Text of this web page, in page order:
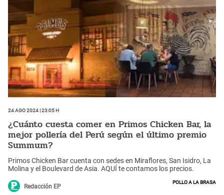
24 Ago 2024 | 23:05 h
¿Cuánto cuesta comer en Primos Chicken Bar, la
mejor pollería del Perú según el último premio
Summum?
Primos Chicken Bar cuenta con sedes en Miraflores, San Isidro, La
Molina y el Boulevard de Asia. AQUÍ te contamos los precios.
Redacción EP
Pollo a la brasa